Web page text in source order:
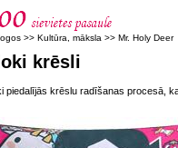
>> Kultūra, māksla >> Mr. Holy Deer
krēsli
piedalījās krēslu radīšanas procesā,